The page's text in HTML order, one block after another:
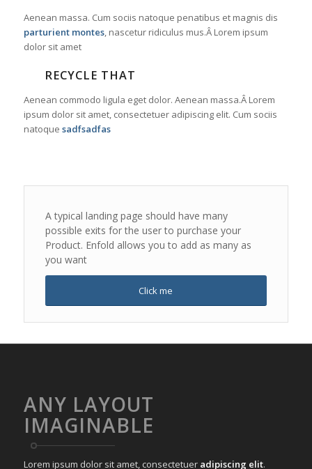
Aenean massa. Cum sociis natoque penatibus et magnis dis
parturient montes, nascetur ridiculus mus.Â Lorem ipsum
dolor sit amet
RECYCLE THAT
Aenean commodo ligula eget dolor. Aenean massa.Â Lorem
ipsum dolor sit amet, consectetuer adipiscing elit. Cum sociis
natoque sadfsadfas
A typical landing page should have many
possible exits for the user to purchase your
Product. Enfold allows you to add as many as
you want
Click me
ANY LAYOUT
IMAGINABLE
Lorem ipsum dolor sit amet, consectetuer adipiscing elit.